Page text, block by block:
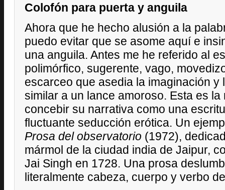
Colofón para puerta y anguila
Ahora que he hecho alusión a la
puedo evitar que se asome aquí e
una anguila. Antes me he referido al
polimórfico, sugerente, vago,
escarceo que asedia la imaginación y
similar a un lance amoroso. Esta es
concebir su narrativa como una
fluctuante seducción erótica. Un
Prosa del observatorio (1972),
mármol de la ciudad india de Jaipur,
Jai Singh en 1728. Una prosa
literalmente cabeza, cuerpo y verbo